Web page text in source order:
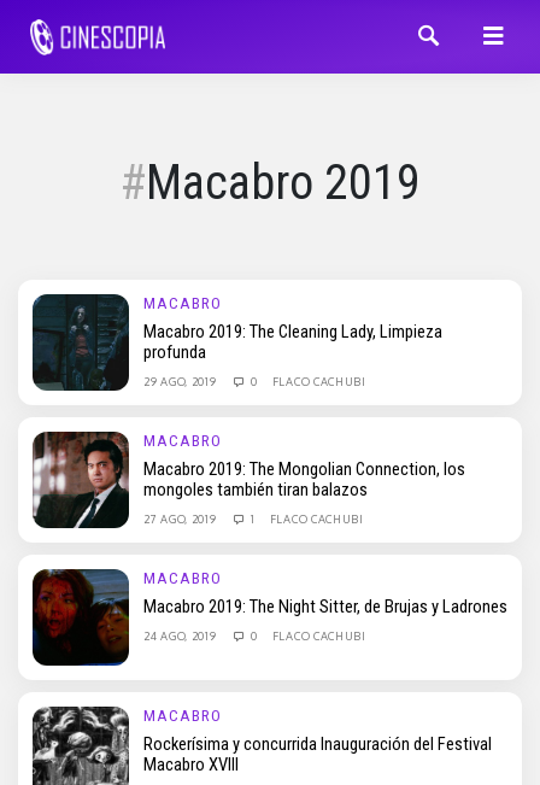
Macabro 2019
MACABRO
Macabro 2019: The Cleaning Lady, Limpieza
profunda
29 AGO, 2019 0 FLACO CACHUBI
MACABRO
Macabro 2019: The Mongolian Connection, los
mongoles también tiran balazos
27 AGO, 2019 1 FLACO CACHUBI
MACABRO
Macabro 2019: The Night Sitter, de Brujas y Ladrones
24 AGO, 2019 0 FLACO CACHUBI
MACABRO
Rockerísima y concurrida Inauguración del Festival
Macabro XVIII